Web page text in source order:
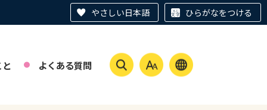
やさしい日本語 ひらがなをつける
よくある質問